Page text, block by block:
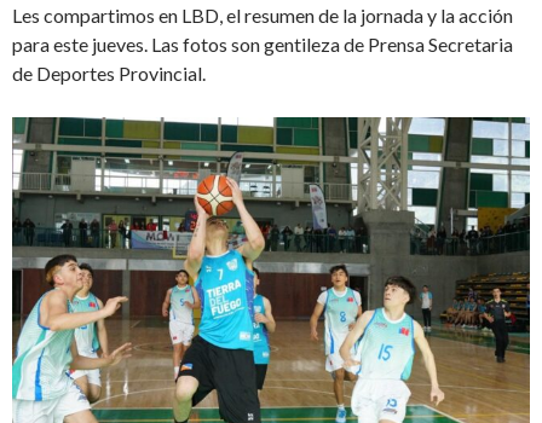
Les compartimos en LBD, el resumen de la jornada y la acción
para este jueves. Las fotos son gentileza de Prensa Secretaria
de Deportes Provincial.